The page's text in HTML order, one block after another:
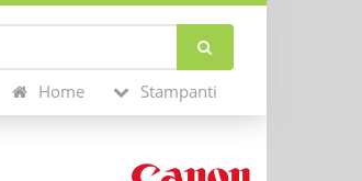
Home Stampanti